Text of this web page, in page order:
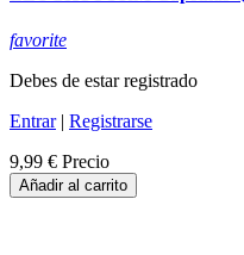
favorite
Debes de estar registrado
Entrar| Registrarse
9,99 € Precio
Añadir al carrito